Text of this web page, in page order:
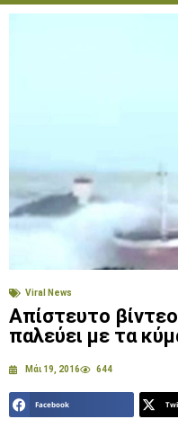
Viral News
Απίστευτο
παλεύει με τα
Μάι 19, 2016 644
Facebook